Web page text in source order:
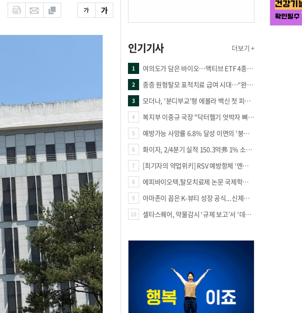
인기기사 더보기 +
1 여의도가 담은 바이오…액티브 ETF 4종의 선택은
2 중증 원형탈모 표적치료 급여 시대…“완결 아닌 출발점”
3 모더나, '분디부교'형 에볼라 백신 첫 피험자 접종
4 복지부 이중규 국장 "닥터헬기 엇박자 뼈아파… 외상체계 전면 재정립"
5 예방가능 사망률 6.8% 달성 이면의 '붕괴 위기'… 중증외상체계 혁신 시급
6 화이자, 2/4분기 실적 150.3억弗 1% 소폭향상
7 [최기자의 약업위키] RSV 예방항체 ‘엔플론시아’
8 에피바이오텍,탈모치료제 논문 국제학술지 '테라노스틱스' 표지 선정
9 아마존이 꼽은 K-뷰티 성장 공식...신제품·시장·품목 확장
10 셀타스퀘어, 약물감시 ‘규제 보고’서 ‘데이터 의사결정’으로 "PVX 전환 요구 커진다"